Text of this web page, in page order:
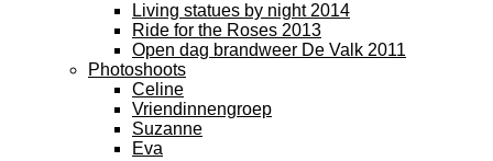
Living statues by night 2014
Ride for the Roses 2013
Open dag brandweer De Valk 2011
Photoshoots
Celine
Vriendinnengroep
Suzanne
Eva